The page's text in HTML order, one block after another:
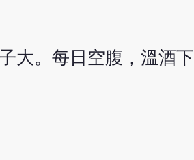
大。每日空腹，溫酒下